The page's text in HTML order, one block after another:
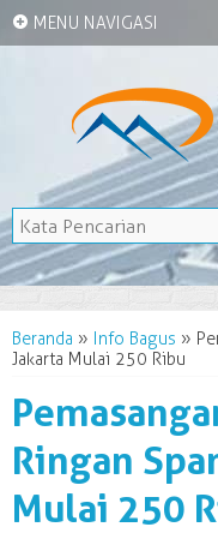
+ MENU NAVIGASI
Beranda » Info Bagus »
Jakarta Mulai 250 Ribu
Ringan
Mulai 250